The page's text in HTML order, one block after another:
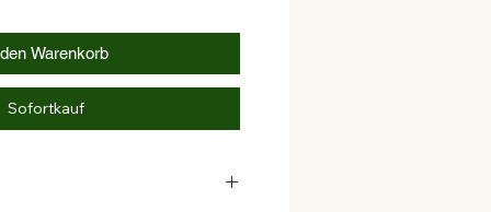
Warenkorb
Sofortkauf